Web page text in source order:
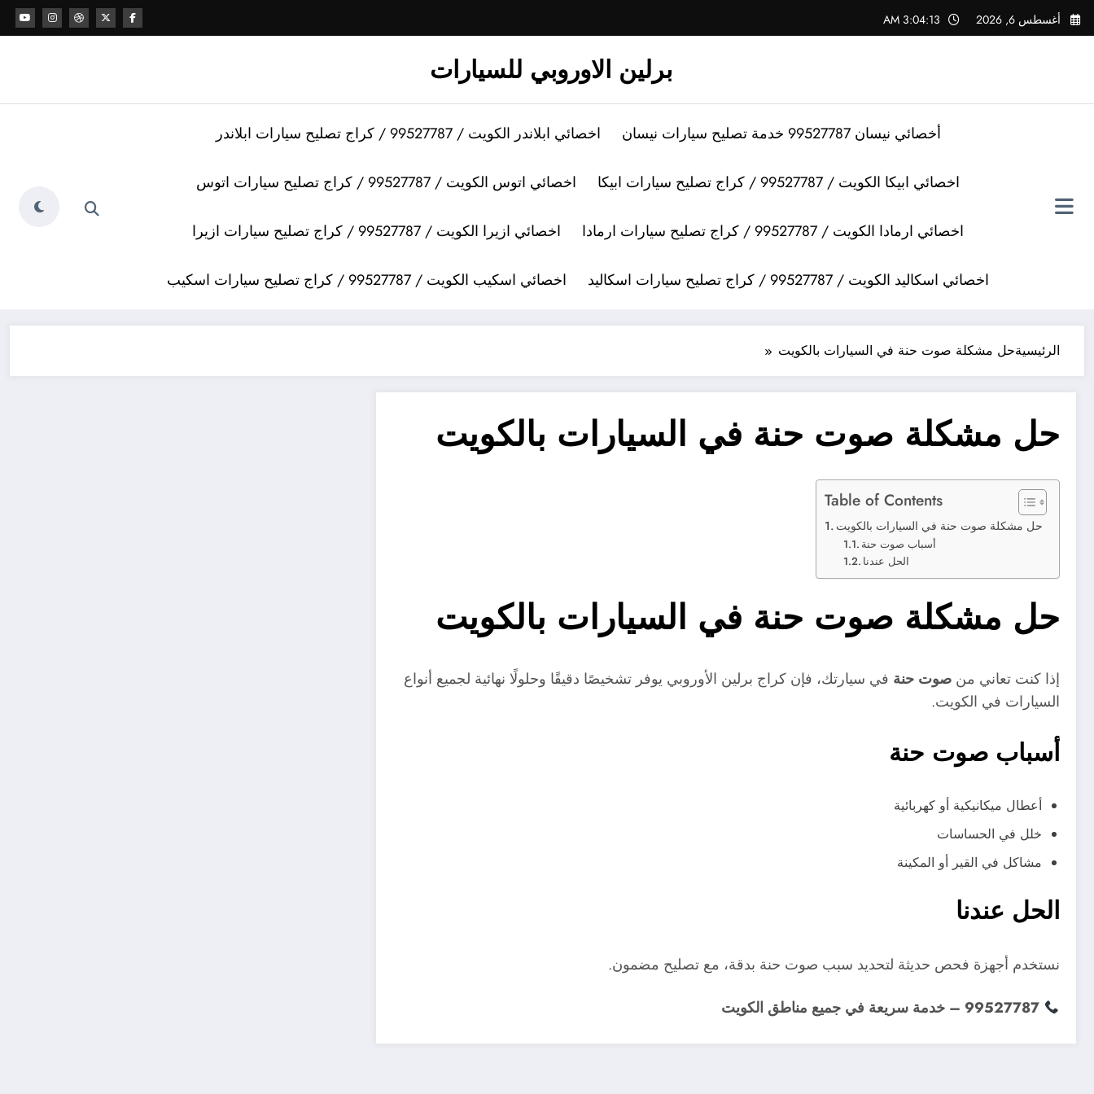
التجاوز
إلى
أغسطس 6, 2026 3:04:13 AM
برلين الاوروبي للسيارات
أخصائي نيسان 99527787 خدمة تصليح سيارات نيسان اخصائي ابلاندر الكويت / 99527787 / كراج تصليح سيارات ابلاندر
اخصائي ابيكا الكويت / 99527787 / كراج تصليح سيارات ابيكا اخصائي اتوس الكويت / 99527787 / كراج تصليح سيارات اتوس
اخصائي ارمادا الكويت / 99527787 / كراج تصليح سيارات ارمادا اخصائي ازيرا الكويت / 99527787 / كراج تصليح سيارات ازيرا
اخصائي اسكاليد الكويت / 99527787 / كراج تصليح سيارات اسكاليد اخصائي اسكيب الكويت / 99527787 / كراج تصليح سيارات اسكيب
الرئيسيةحل مشكلة صوت حنة في السيارات بالكويت
حل مشكلة صوت حنة في السيارات بالكويت
Table of Contents
حل مشكلة صوت حنة في السيارات بالكويت
أسباب صوت حنة
الحل عندنا
حل مشكلة صوت حنة في السيارات بالكويت
إذا كنت تعاني من صوت حنة في سيارتك، فإن كراج برلين الأوروبي يوفر تشخيصًا دقيقًا وحلولًا نهائية لجميع أنواع
السيارات في الكويت.
أسباب صوت حنة
أعطال ميكانيكية أو كهربائية
خلل في الحساسات
مشاكل في القير أو المكينة
الحل عندنا
نستخدم أجهزة فحص حديثة لتحديد سبب صوت حنة بدقة، مع تصليح مضمون.
99527787 – خدمة سريعة في جميع مناطق الكويت